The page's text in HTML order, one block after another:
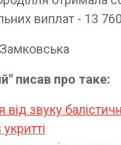
виплат - 13
писав про таке:
від звуку